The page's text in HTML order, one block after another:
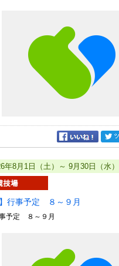
年8月1日（土）～ 9月30日（水）
】行事予定 ８～９月
予定 ８～９月